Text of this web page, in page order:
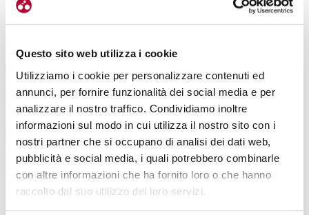
Questo sito web utilizza i cookie
Utilizziamo i cookie per personalizzare contenuti ed
annunci, per fornire funzionalità dei social media e per
analizzare il nostro traffico. Condividiamo inoltre
informazioni sul modo in cui utilizza il nostro sito con i
nostri partner che si occupano di analisi dei dati web,
pubblicità e social media, i quali potrebbero combinarle
con altre informazioni che ha fornito loro o che hanno
raccolto dal suo utilizzo dei loro servizi.
a soli 50 minuti di autostrada da Milano, Torino, Genova e
dall’aeroporto di Milano-Malpensa. Strade bianche non significa più